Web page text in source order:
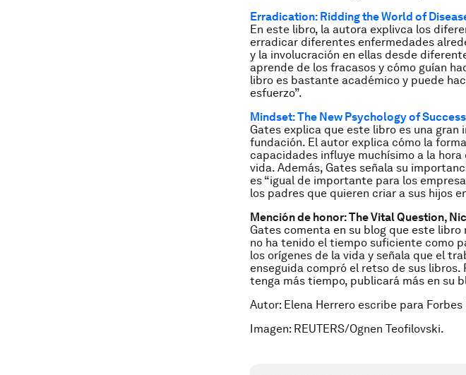
Erradication: Ridding the World of
En este libro, la autora explivca los
erradicar diferentes enfermedades
y la involucración en ellas desde
aprende de los fracasos y cómo guían
libro es bastante académico y puede
esfuerzo”.
Mindset: The New Psychology of Success
Gates explica que este libro es una
fundación. El autor explica cómo la
capacidades influye muchísimo a la
vida. Además, Gates señala su
es “igual de importante para los
los padres que quieren criar a sus hijos
Mención de honor: The Vital Question,
Gates comenta en su blog que este
no ha tenido el tiempo suficiente como
los orígenes de la vida y señala que el
enseguida compró el retso de sus
tenga más tiempo, publicará más en su
Autor: Elena Herrero escribe para Forbes
Imagen: REUTERS/Ognen Teofilovski.